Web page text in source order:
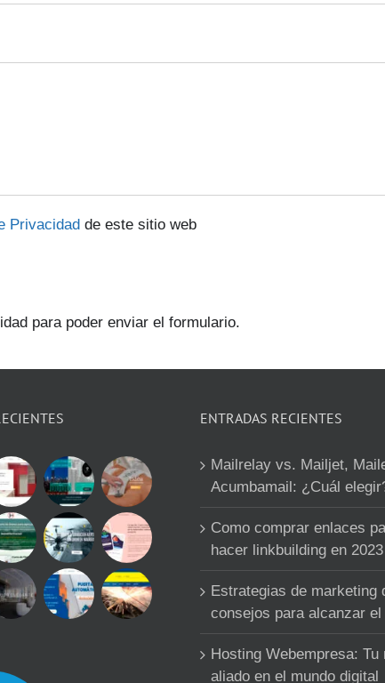
Privacidad de este sitio web
para poder enviar el formulario.
ENTRADAS RECIENTES
Mailrelay vs. Mailjet,
Acumbamail: ¿Cuál
Como comprar enlaces
hacer linkbuilding en 2023
Estrategias de marketing
consejos para alcanzar
Hosting Webempresa: Tu
aliado en el mundo digital